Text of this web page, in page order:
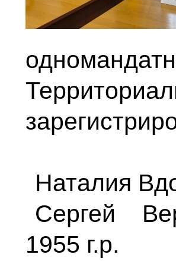
Наталия
Сергей
1955 г.р.